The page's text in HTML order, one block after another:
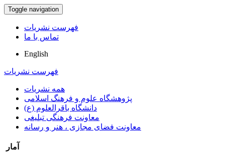
Toggle navigation
فهرست نشریات
تماس با ما
English
فهرست نشریات
همه نشریات
پژوهشگاه علوم و فرهنگ اسلامی
دانشگاه باقرالعلوم (ع)
معاونت فرهنگی تبلیغی
معاونت فضای مجازی ، هنر و رسانه
آمار